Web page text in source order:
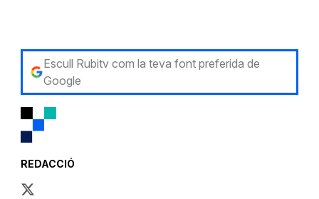
Escull Rubitv com la teva font preferida de
Google
REDACCIÓ